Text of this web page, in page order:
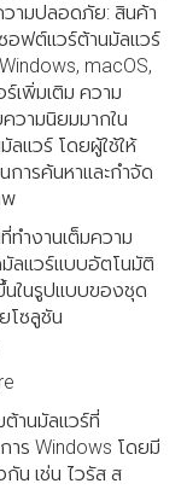
ามปลอดภัย: สินค้า
อฟต์แวร์ต้านมัลแวร์
macOS,
ร์เพิ่มเติม ความ
วามนิยมมากใน
แวร์ โดยผู้ใช้ให้
ารค้นหาและกำจัด
พ
ทำงานเต็มความ
มัลแวร์แบบอัตโนมัติ
นในรูปแบบของชุด
โซลูชัน
ต้านมัลแวร์ที่
ร Windows โดยมี
น เช่น ไวรัส ส